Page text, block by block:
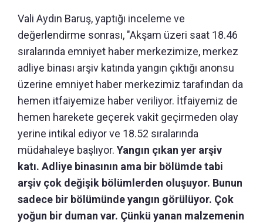
Vali Aydın Baruş, yaptığı inceleme ve
değerlendirme sonrası, "Akşam üzeri saat 18.46
sıralarında emniyet haber merkezimize, merkez
adliye binası arşiv katında yangın çıktığı anonsu
üzerine emniyet haber merkezimiz tarafından da
hemen itfaiyemize haber veriliyor. İtfaiyemiz de
hemen harekete geçerek vakit geçirmeden olay
yerine intikal ediyor ve 18.52 sıralarında
müdahaleye başlıyor. Yangın çıkan yer arşiv
katı. Adliye binasının ama bir bölümde tabi
arşiv çok değişik bölümlerden oluşuyor. Bunun
sadece bir bölümünde yangın görülüyor. Çok
yoğun bir duman var. Çünkü yanan malzemenin